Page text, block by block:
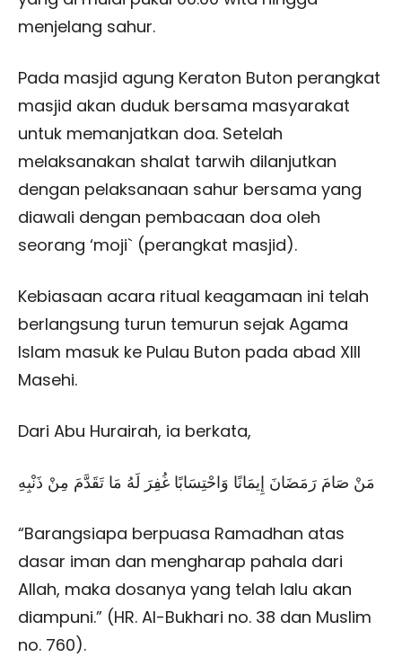
menjelang sahur.
Pada masjid agung Keraton Buton perangkat
masjid akan duduk bersama masyarakat
untuk memanjatkan doa. Setelah
melaksanakan shalat tarwih dilanjutkan
dengan pelaksanaan sahur bersama yang
diawali dengan pembacaan doa oleh
seorang ‘moji` (perangkat masjid).
Kebiasaan acara ritual keagamaan ini telah
berlangsung turun temurun sejak Agama
Islam masuk ke Pulau Buton pada abad XIII
Masehi.
Dari Abu Hurairah, ia berkata,
مَنْ صَامَ رَمَضَانَ إِيمَانًا وَاحْتِسَابًا غُفِرَ لَهُ مَا تَقَدَّمَ مِنْ ذَنْبِهِ
“Barangsiapa berpuasa Ramadhan atas
dasar iman dan mengharap pahala dari
Allah, maka dosanya yang telah lalu akan
diampuni.” (HR. Al-Bukhari no. 38 dan Muslim
no. 760).